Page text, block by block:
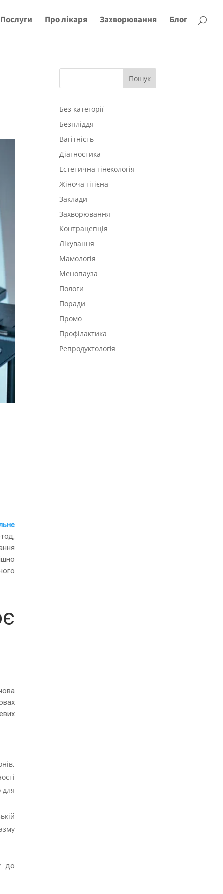
Послуги Про лікаря Захворювання Блог
для
до
Пошук
Без категорії
Безпліддя
Вагітність
Діагностика
Естетична гінекологія
Жіноча гігієна
Заклади
Захворювання
Контрацепція
Лікування
Мамологія
Менопауза
Пологи
Поради
Промо
Профілактика
Репродуктологія